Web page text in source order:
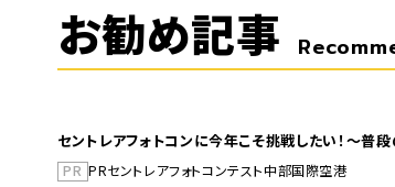
お勧め記事
セントレアフォトコンに今年こそ挑戦したい！～普
PR PRセントレアフォトコンテスト中部国際空港